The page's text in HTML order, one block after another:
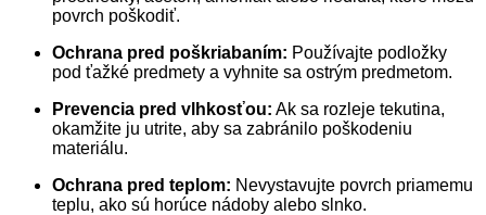
povrch poškodiť.
Ochrana pred poškriabaním: Používajte podložky
pod ťažké predmety a vyhnite sa ostrým predmetom.
Prevencia pred vlhkosťou: Ak sa rozleje tekutina,
okamžite ju utrite, aby sa zabránilo poškodeniu
materiálu.
Ochrana pred teplom: Nevystavujte povrch priamemu
teplu, ako sú horúce nádoby alebo slnko.